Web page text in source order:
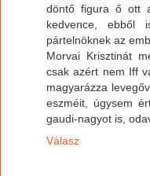
döntő figura ő ott
kedvence,
pártelnöknek az
Morvai Krisztinát
csak azért nem Iff
magyarázza
eszméit, úgysem
gaudi-nagyot is,
Válasz